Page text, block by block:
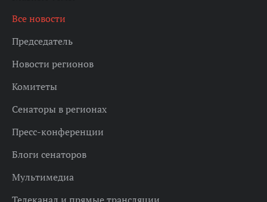
Все новости
Председатель
Новости регионов
Комитеты
Сенаторы в регионах
Пресс-конференции
Блоги сенаторов
Мультимедиа
Телеканал и прямые трансляции